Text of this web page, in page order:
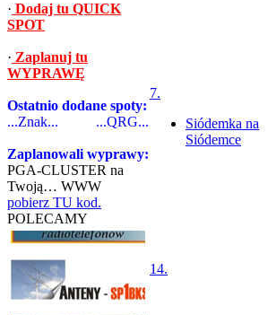
· Dodaj tu QUICK
SPOT
· Zaplanuj tu
WYPRAWĘ
Ostatnio dodane spoty:
...Znak...
...QRG...
Zaplanowali wyprawy:
PGA-CLUSTER na
Twoją… WWW
pobierz TU kod.
POLECAMY
7.
Siódemka na
Siódemce
14.